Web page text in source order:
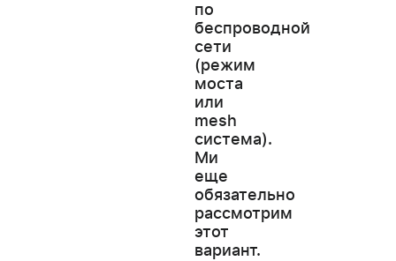
по
беспроводной
сети
(режим
моста
или
mesh
система).
Ми
еще
обязательно
рассмотрим
этот
вариант.